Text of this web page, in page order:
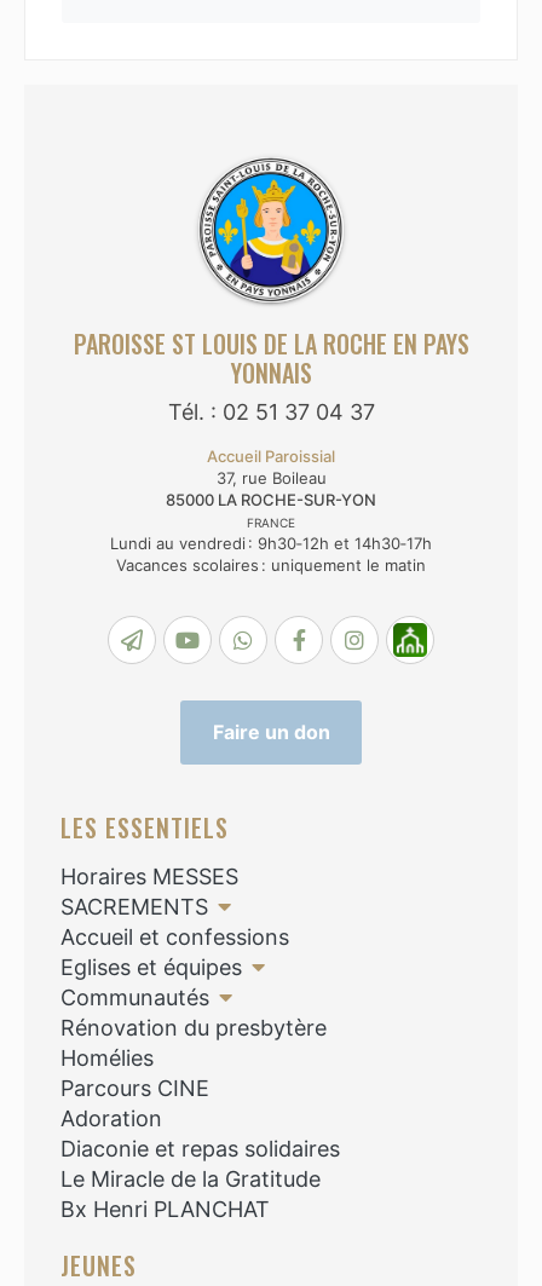
PAROISSE ST LOUIS DE LA ROCHE EN PAYS
YONNAIS
Tél. : 02 51 37 04 37
Accueil Paroissial
37, rue Boileau
85000 LA ROCHE-SUR-YON
FRANCE
Lundi au vendredi : 9h30‑12h et 14h30‑17h
Vacances scolaires : uniquement le matin
Faire un don
LES ESSENTIELS
Horaires MESSES
SACREMENTS
Accueil et confessions
Eglises et équipes
Communautés
Rénovation du presbytère
Homélies
Parcours CINE
Adoration
Diaconie et repas solidaires
Le Miracle de la Gratitude
Bx Henri PLANCHAT
JEUNES